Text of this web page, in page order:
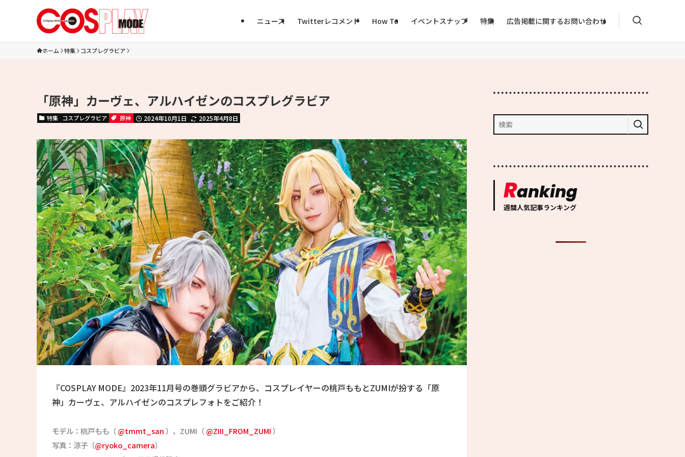
ニュース Twitterレコメンド How To イベントスナップ 特集 広告掲載に関するお問い合わせ
ホーム 特集 コスプレグラビア
「原神」カーヴェ、アルハイゼンのコスプレグラビア
特集 コスプレグラビア 原神 2024年10月1日 2025年4月8日
『COSPLAY MODE』2023年11月号の巻頭グラビアから、コスプレイヤーの桃戸ももとZUMIが扮する「原
神」カーヴェ、アルハイゼンのコスプレフォトをご紹介！
モデル：桃戸もも（@tmmt_san）、ZUMI（@ZIII_FROM_ZUMI）
写真：涼子（@ryoko_camera）
Ranking
週間人気記事ランキング